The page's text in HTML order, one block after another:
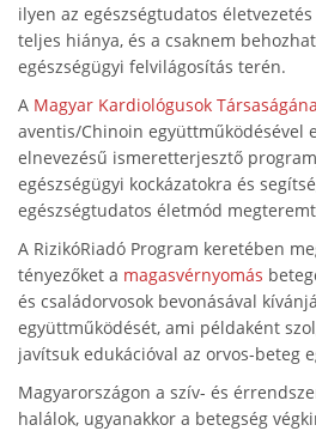
ilyen az egészségtudatos életvezetés
teljes hiánya, és a csaknem
egészségügyi felvilágosítás terén.
A Magyar Kardiológusok
aventis/Chinoin együttműködésével
elnevezésű ismeretterjesztő
egészségügyi kockázatokra és
egészségtudatos életmód
A RizikóRiadó Program keretében
tényezőket a magasvérnyomás
és családorvosok bevonásával
együttműködését, ami példaként
javítsuk edukációval az orvos-beteg
Magyarországon a szív- és
halálok, ugyanakkor a betegség